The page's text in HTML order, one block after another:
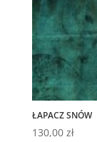
ŁAPACZ SNÓW
130,00 zł